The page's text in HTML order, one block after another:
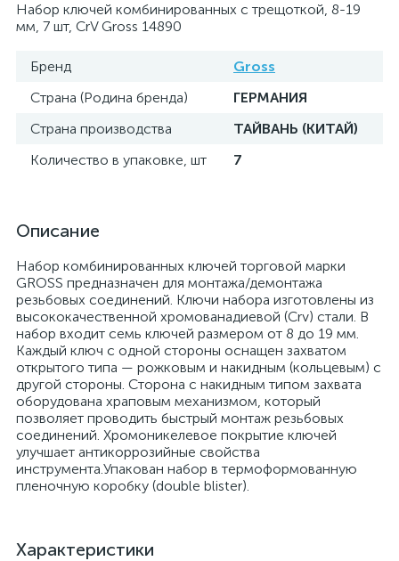
Набор ключей комбинированных с трещоткой, 8-19
мм, 7 шт, CrV Gross 14890
Бренд
Gross
Страна (Родина бренда)
ГЕРМАНИЯ
Страна производства
ТАЙВАНЬ (КИТАЙ)
Количество в упаковке, шт
7
Описание
Набор комбинированных ключей торговой марки
GROSS предназначен для монтажа/демонтажа
резьбовых соединений. Ключи набора изготовлены из
высококачественной хромованадиевой (Crv) стали. В
набор входит семь ключей размером от 8 до 19 мм.
Каждый ключ с одной стороны оснащен захватом
открытого типа — рожковым и накидным (кольцевым) с
другой стороны. Сторона с накидным типом захвата
оборудована храповым механизмом, который
позволяет проводить быстрый монтаж резьбовых
соединений. Хромоникелевое покрытие ключей
улучшает антикоррозийные свойства
инструмента.Упакован набор в термоформованную
пленочную коробку (double blister).
Характеристики